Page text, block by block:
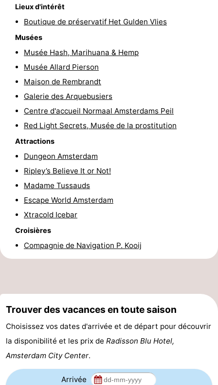
villes
guidées
Sports
Faire
vélo
Vie
Boissons
Shopping
Marchés
Grands
Magasins
Faire
Événements
Coffeeshops
Capitale
homosexuelle
Quartier
rouge
Histoire
Lieux d'intérêt
Boutique de préservatif Het Gulden Vlies
Musées
Musée Hash, Marihuana & Hemp
Musée Allard Pierson
Maison de Rembrandt
Galerie des Arquebusiers
Centre d'accueil Normaal Amsterdams Peil
Red Light Secrets, Musée de la prostitution
Attractions
Dungeon Amsterdam
Ripley’s Believe It or Not!
Madame Tussauds
Escape World Amsterdam
Xtracold Icebar
Croisières
Compagnie de Navigation P. Kooij
Trouver des vacances en toute saison
Choisissez vos dates d'arrivée et de départ pour découvrir
la disponibilité et les prix de Radisson Blu Hotel,
Amsterdam City Center.
Arrivée